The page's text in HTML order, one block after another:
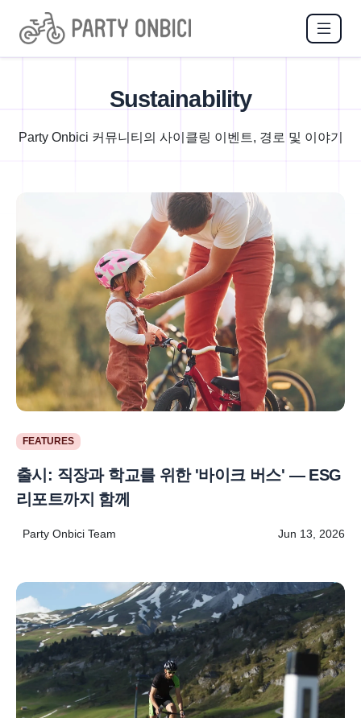
Sustainability
Party Onbici 커뮤니티의 사이클링 이벤트, 경로 및 이야기
FEATURES
출시: 직장과 학교를 위한 '바이크 버스' — ESG
리포트까지 함께
Party Onbici Team Jun 13, 2026